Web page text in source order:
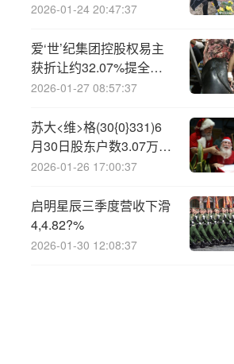
2026-01-24 20:47:37
爱‘世’纪集团控股权易主
获折让约32.07%提全购
要约 9月24日复牌
2026-01-27 08:57:37
苏大<维>格(30{0}331)6
月30日股东户数3.07万
户，较上期增加13.86%
2026-01-26 17:00:37
启明星辰三季度营收下滑
4,4.82?%
2026-01-30 12:08:37